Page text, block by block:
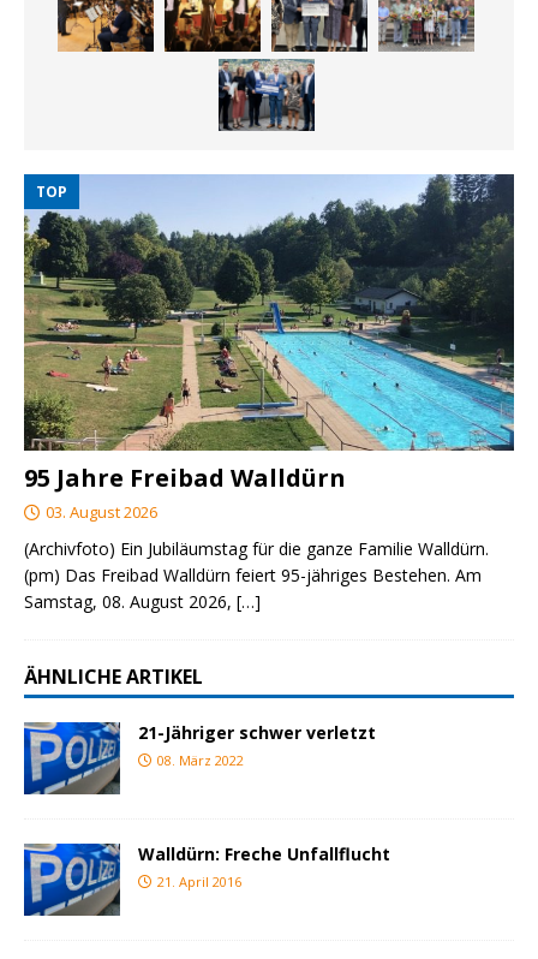
TOP
95 Jahre Freibad Walldürn
03. August 2026
(Archivfoto) Ein Jubiläumstag für die ganze Familie Walldürn.
(pm) Das Freibad Walldürn feiert 95-jähriges Bestehen. Am
Samstag, 08. August 2026, […]
ÄHNLICHE ARTIKEL
21-Jähriger schwer verletzt
08. März 2022
Walldürn: Freche Unfallflucht
21. April 2016